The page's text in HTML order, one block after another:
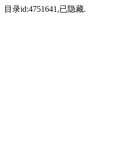
目录id:4751641,已隐藏.